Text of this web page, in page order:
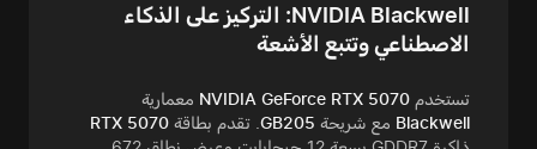
NVIDIA Blackwell: التركيز على الذكاء
الاصطناعي وتتبع الأشعة
تستخدم NVIDIA GeForce RTX 5070 معمارية
Blackwell مع شريحة GB205 . تقدم بطاقة RTX 5070